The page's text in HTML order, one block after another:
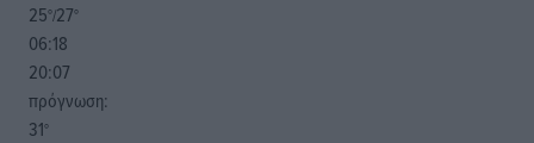
25°/27°
06:18
20:07
πρόγνωση:
31°